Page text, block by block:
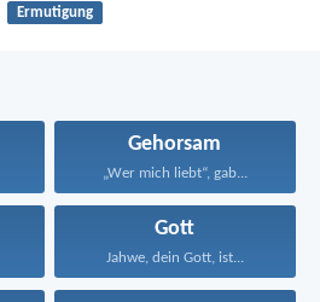
Ermutigung
Gehorsam
„Wer mich liebt“, gab...
Gott
Jahwe, dein Gott, ist...